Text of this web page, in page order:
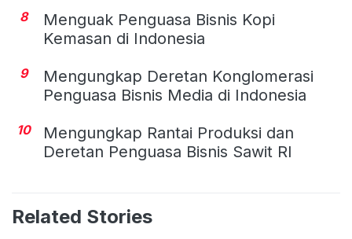
8
Menguak Penguasa Bisnis Kopi
Kemasan di Indonesia
9
Mengungkap Deretan Konglomerasi
Penguasa Bisnis Media di Indonesia
10
Mengungkap Rantai Produksi dan
Deretan Penguasa Bisnis Sawit RI
Related Stories